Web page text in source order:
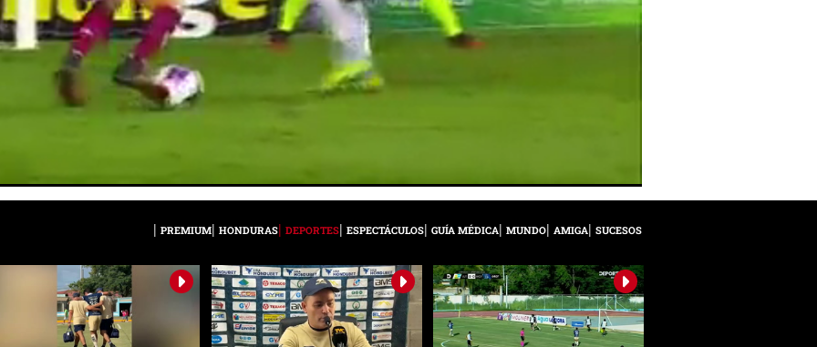
PREMIUM HONDURAS DEPORTES ESPECTÁCULOS GUÍA MÉDICA MUNDO AMIGA SUCESOS